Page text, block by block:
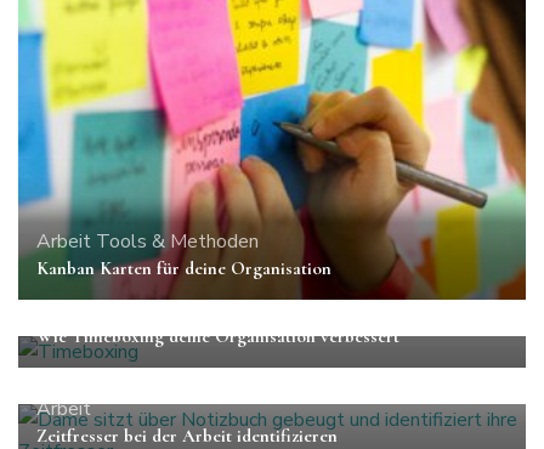
Arbeit Tools & Methoden
Kanban Karten für deine Organisation
Wie Timeboxing deine Organisation verbessert
Arbeit
Zeitfresser bei der Arbeit identifizieren